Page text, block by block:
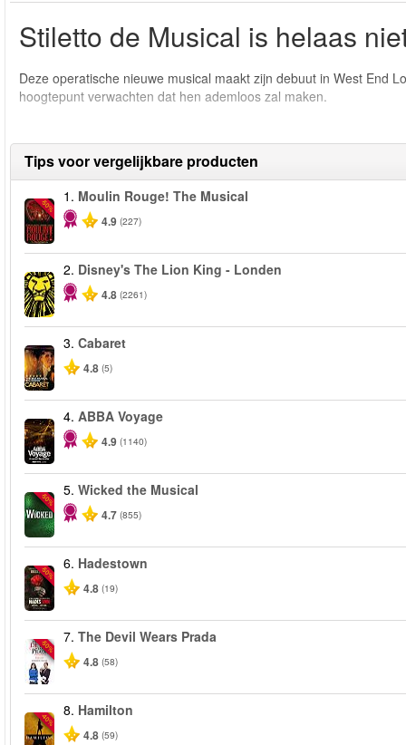
Stiletto de Musical is helaas
Deze operatische nieuwe musical maakt zijn debuut in West End
hoogtepunt verwachten dat hen ademloos zal maken.
Tips voor vergelijkbare producten
-50%
1. Moulin Rouge! The Musical
4.9 (227)
2. Disney's The Lion King - Londen
4.8 (2261)
3. Cabaret
4.8 (5)
4. ABBA Voyage
4.9 (1140)
-50%
5. Wicked the Musical
4.7 (855)
-50%
6. Hadestown
4.8 (19)
-50%
7. The Devil Wears Prada
4.8 (58)
-40%
8. Hamilton
4.8 (59)